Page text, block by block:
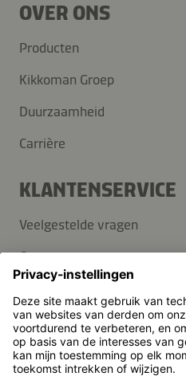
OVER ONS
Producten
Kikkoman Groep
Duurzaamheid
Carrière
KLANTENSERVICE
Veelgestelde vragen
Contact
Pers
Kikkoman is een